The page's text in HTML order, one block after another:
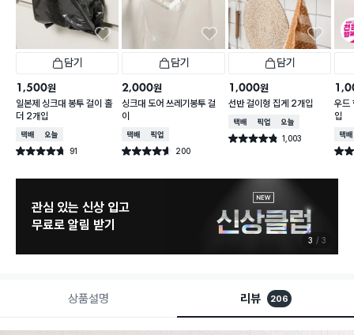
담기
1,500원
일본제 싱크대 봉투 걸이 홀
더 2개입
택배배송오늘배송
별점 4.7점 91
건 작성
담기
2,000원
싱크대 도어 쓰레기봉투 걸
이
택배배송매장픽업
별점 4.6점 200
건 작성
담기
1,000원
선반 걸이형 집게 2개입
택배배송매장픽업오늘배송
별점 4.8점 1,003
건 작성
우드
입
택배
별점
관심 있는 신상 입고
무료로 알림 받기
3 3
상품설명 리뷰 206